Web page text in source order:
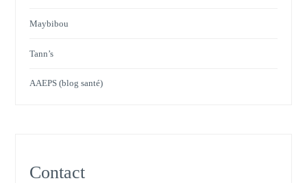
Maybibou
Tann’s
AAEPS (blog santé)
Contact